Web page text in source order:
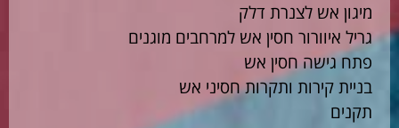
מיגון אש לצנרת דלק
גריל איוורור חסין אש למרחבים מוגנים
פתח גישה חסין אש
בניית קירות ותקרות חסיני אש
תקנים